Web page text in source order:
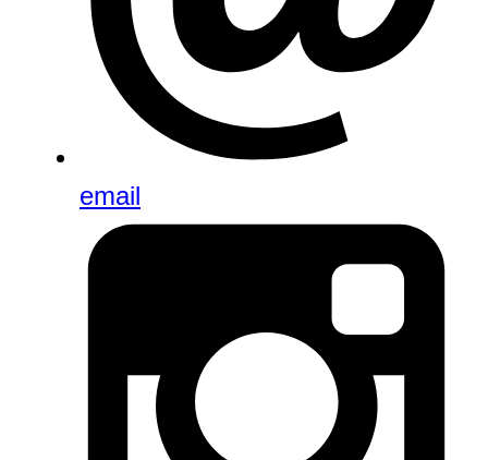
email